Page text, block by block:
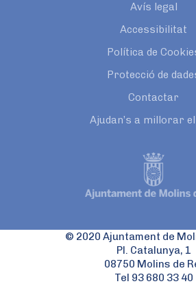
Avís legal
Accessibilitat
Política de
Protecció de
Contactar
Ajudan’s a millorar
© 2020 Ajuntament de
Pl. Catalunya, 1
08750 Molins de
Tel 93 680 33 40